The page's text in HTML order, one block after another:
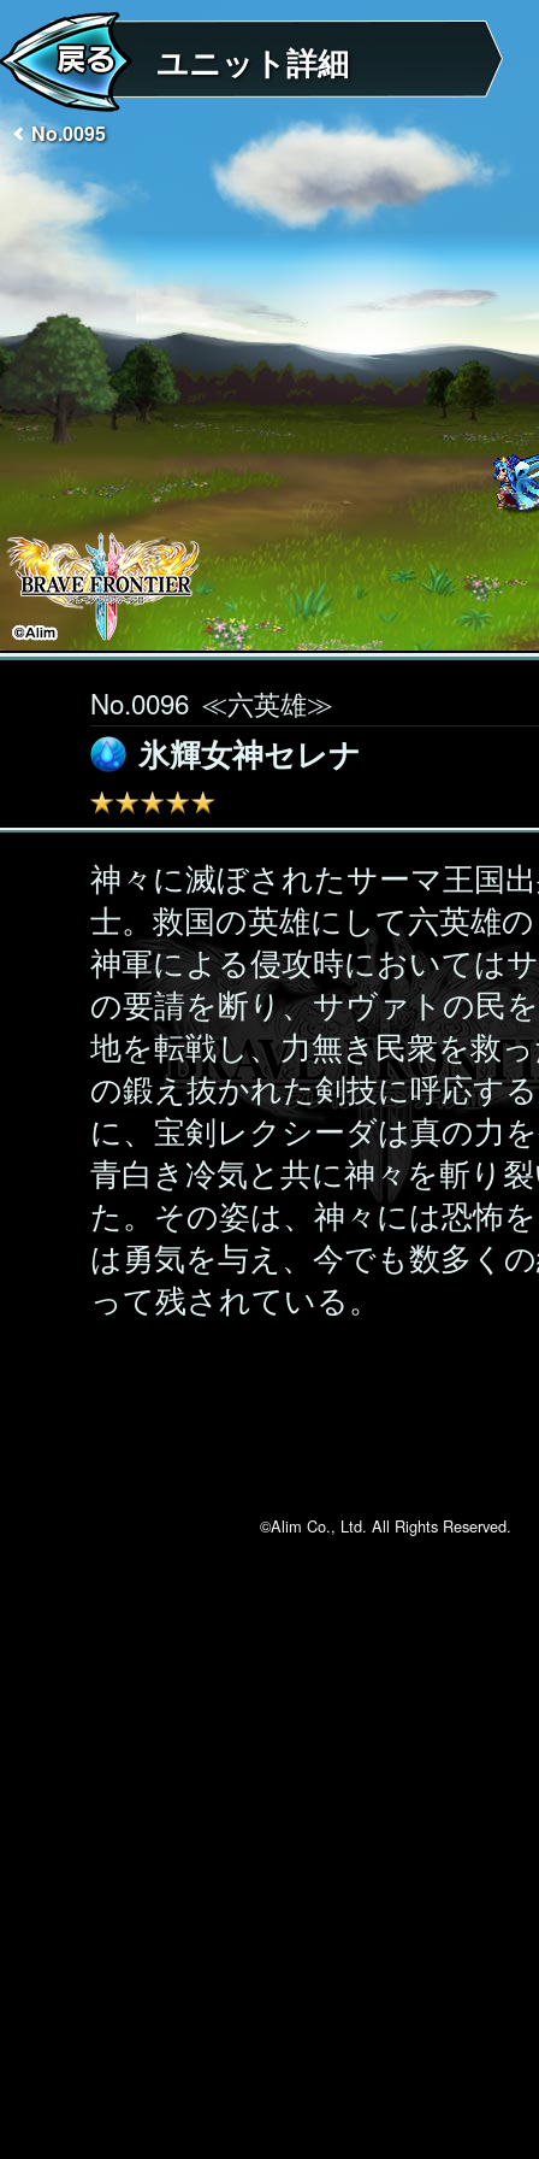
ユニット詳細
No.0095
No.0096 ≪六英雄≫
氷輝女神セレナ
神々に滅ぼされたサーマ王国
士。救国の英雄にして六英雄
神軍による侵攻時においては
の要請を断り、サヴァトの民
地を転戦し、力無き民衆を救
の鍛え抜かれた剣技に呼応す
に、宝剣レクシーダは真の力
青白き冷気と共に神々を斬り
た。その姿は、神々には恐怖
は勇気を与え、今でも数多く
って残されている。
©Alim Co., Ltd. All Rights Reserved.